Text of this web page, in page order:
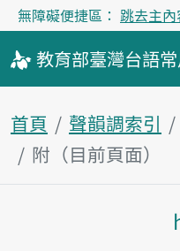
無障礙便捷區： 跳去主內
教育部臺灣台語
首頁 聲韻調索引
附（目前頁面）